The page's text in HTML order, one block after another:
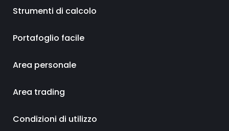
Strumenti di calcolo
Portafoglio facile
Area personale
Area trading
Condizioni di utilizzo